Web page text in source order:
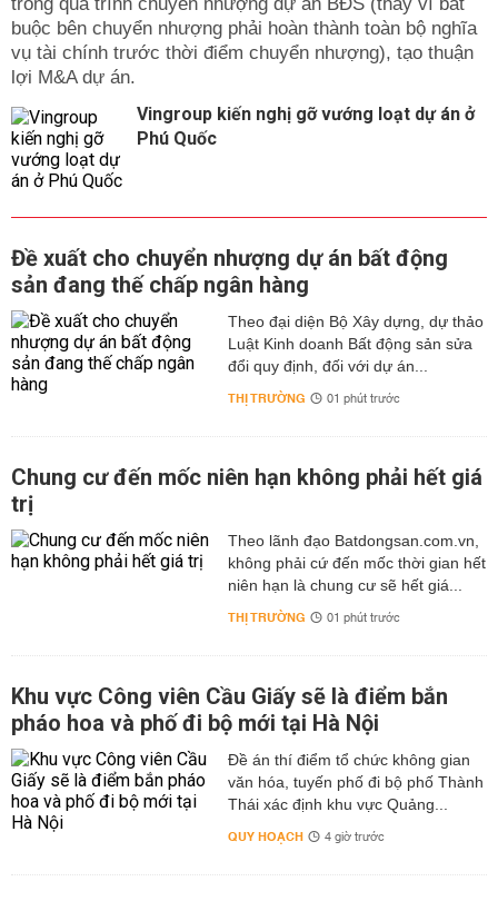
buộc bên chuyển nhượng phải hoàn thành toàn bộ nghĩa
vụ tài chính trước thời điểm chuyển nhượng), tạo thuận
lợi M&A dự án.
Vingroup kiến nghị gỡ vướng loạt dự án ở
Phú Quốc
Đề xuất cho chuyển nhượng dự án bất động
sản đang thế chấp ngân hàng
Theo đại diện Bộ Xây dựng, dự thảo
Luật Kinh doanh Bất động sản sửa
đổi quy định, đối với dự án...
THỊ TRƯỜNG 01 phút trước
Chung cư đến mốc niên hạn không phải hết giá
trị
Theo lãnh đạo Batdongsan.com.vn,
không phải cứ đến mốc thời gian hết
niên hạn là chung cư sẽ hết giá...
THỊ TRƯỜNG 01 phút trước
Khu vực Công viên Cầu Giấy sẽ là điểm bắn
pháo hoa và phố đi bộ mới tại Hà Nội
Đề án thí điểm tổ chức không gian
văn hóa, tuyến phố đi bộ phố Thành
Thái xác định khu vực Quảng...
QUY HOẠCH 4 giờ trước